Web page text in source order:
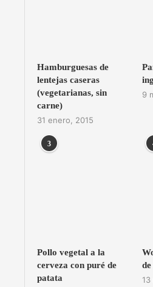
Hamburguesas de
lentejas caseras
(vegetarianas, sin
carne)
31 enero, 2015
9
3
Pollo vegetal a la
cerveza con puré de
patata